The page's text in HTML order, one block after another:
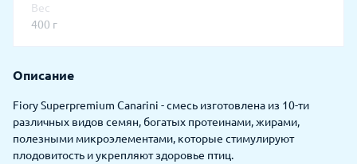
Вес
400 г
Описание
Fiory Superpremium Canarini - смесь изготовлена из 10-ти
различных видов семян, богатых протеинами, жирами,
полезными микроэлементами, которые стимулируют
плодовитость и укрепляют здоровье птиц.